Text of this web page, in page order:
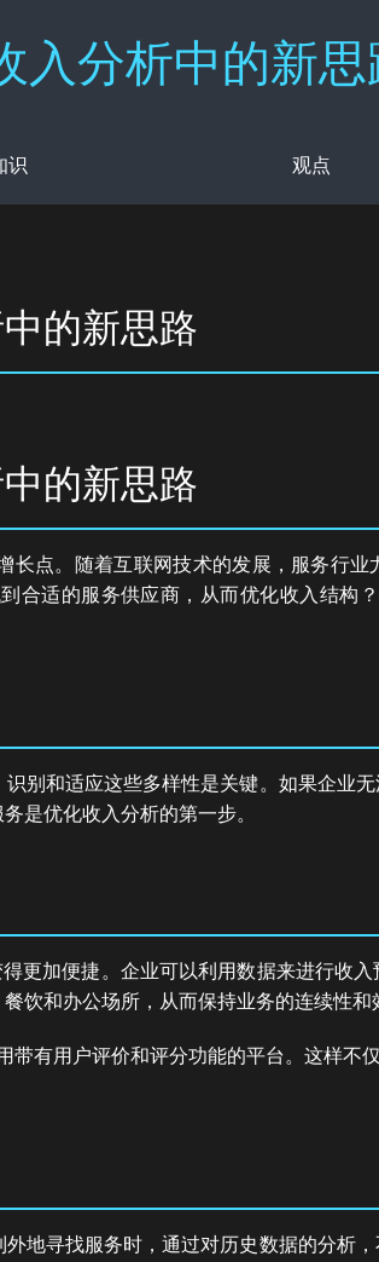
入分析中的新
识 观点
的新思路
的新思路
点。随着互联网技术的发展，服务行
合适的服务供应商，从而优化收入结构
别和适应这些多样性是关键。如果企业
是优化收入分析的第一步。
更加便捷。企业可以利用数据来进行收
饮和办公场所，从而保持业务的连续性和
带有用户评价和评分功能的平台。这样不
地寻找服务时，通过对历史数据的分析